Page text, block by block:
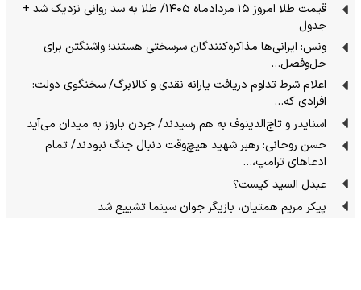
قیمت طلا امروز ۱۵ مردادماه ۱۴۰۵/ طلا به سد روانی نزدیک شد +
جدول
ونس: ایرانی‌ها مذاکره‌کنندگان سرسختی هستند؛ واشنگتن برای
حل‌وفصل…
اعلام شرط تداوم دریافت یارانه نقدی و کالابرگ/ سخنگوی دولت:
افرادی که…
اسنایدر و تاج‌الدینوف به هم رسیدند/ جردن باروز به میدان می‌آید
حسن روحانی: رهبر شهید هیچ‌وقت دنبال جنگ نبودند/ تمام
ادعاهای ترامپ،…
عبدل السید کیست؟
پیکر مریم همتیان، بازیگر جوان سینما تشییع شد